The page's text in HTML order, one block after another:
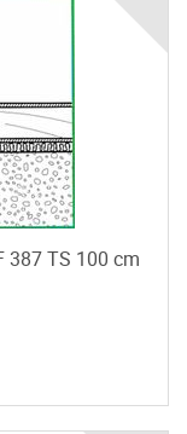
387 TS 100 cm